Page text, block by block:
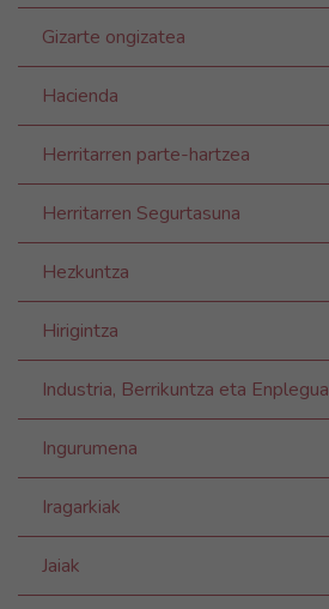
Gizarte ongizatea
Hacienda
Herritarren parte-hartzea
Herritarren Segurtasuna
Hezkuntza
Hirigintza
Industria, Berrikuntza eta Enplegua
Ingurumena
Iragarkiak
Jaiak